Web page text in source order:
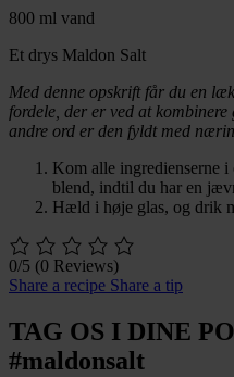
800 ml vand
Et drys Maldon Salt
Med denne opskrift får du en
fordele, der er ved at
andre ord er den fyldt med
Kom alle ingredienserne
blend, indtil du har en
Hæld i høje glas, og drik
0/5 (0 Reviews)
Share a recipe Share a tip
TAG OS I DINE
#maldonsalt